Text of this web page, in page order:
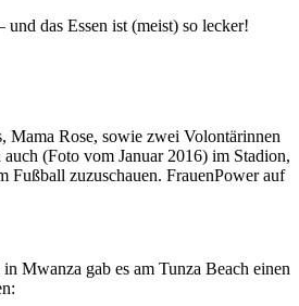
das Essen ist (meist) so lecker!
Mama Rose, sowie zwei Volontärinnen
(Foto vom Januar 2016) im Stadion,
Fußball zuzuschauen. FrauenPower auf
Mwanza gab es am Tunza Beach einen